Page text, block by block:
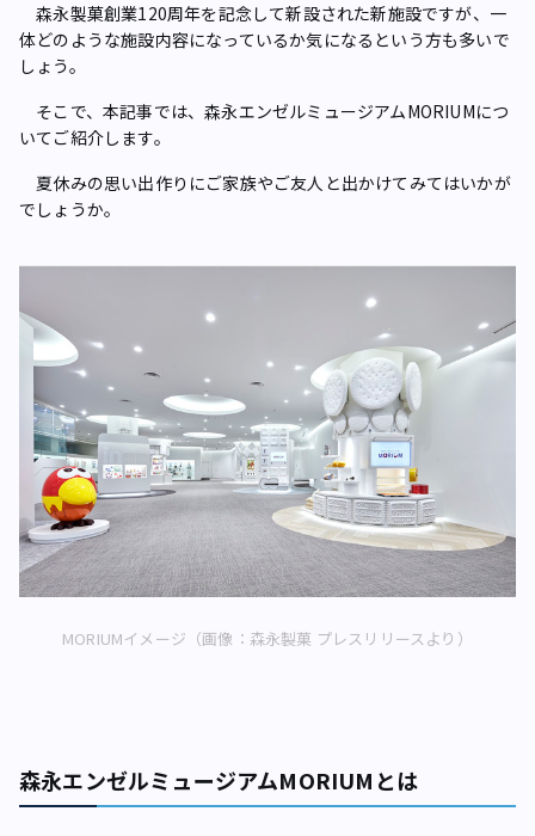
森永製菓創業120周年を記念して新設された新施設ですが、一
体どのような施設内容になっているか気になるという方も多いで
しょう。
そこで、本記事では、森永エンゼルミュージアムMORIUMにつ
いてご紹介します。
夏休みの思い出作りにご家族やご友人と出かけてみてはいかが
でしょうか。
MORIUMイメージ（画像：森永製菓 プレスリリースより）
森永エンゼルミュージアムMORIUMとは